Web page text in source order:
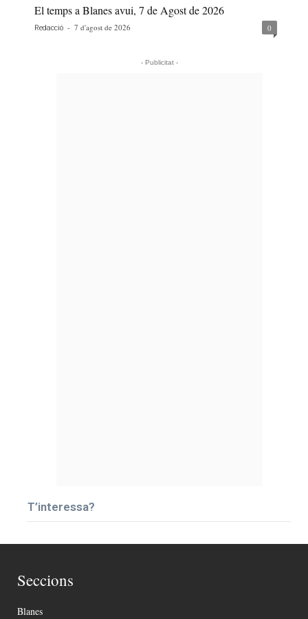
El temps a Blanes avui, 7 de Agost de 2026
Redacció - 7 d'agost de 2026 0
- Publicitat -
T’interessa?
Seccions
Blanes